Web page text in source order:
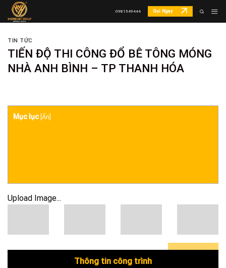
Skip
0981549444 Gọi Ngay
TIN TỨC
TIẾN ĐỘ THI CÔNG ĐỔ BÊ TÔNG MÓNG
NHÀ ANH BÌNH – TP THANH HÓA
Mục lục Ẩn
Upload Image...
Thông tin công trình